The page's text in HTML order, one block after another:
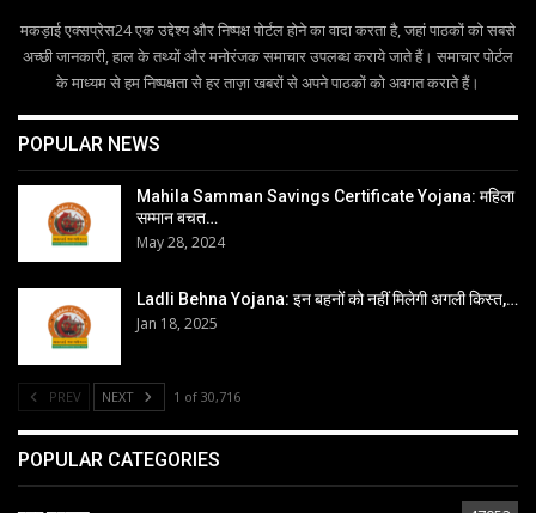
मकड़ाई एक्सप्रेस24 एक उद्देश्य और निष्पक्ष पोर्टल होने का वादा करता है, जहां पाठकों को सबसे
अच्छी जानकारी, हाल के तथ्यों और मनोरंजक समाचार उपलब्ध कराये जाते हैं। समाचार पोर्टल
के माध्यम से हम निष्पक्षता से हर ताज़ा खबरों से अपने पाठकों को अवगत कराते हैं।
POPULAR NEWS
Mahila Samman Savings Certificate Yojana: महिला
सम्मान बचत…
May 28, 2024
Ladli Behna Yojana: इन बहनों को नहीं मिलेगी अगली किस्त,…
Jan 18, 2025
PREV NEXT 1 of 30,716
POPULAR CATEGORIES